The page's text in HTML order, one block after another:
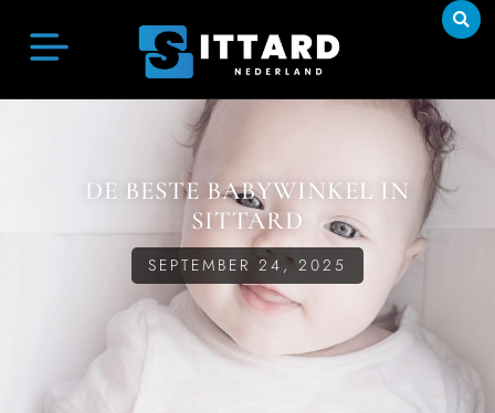
DE BESTE BABYWINKEL IN
SITTARD
SEPTEMBER 24, 2025